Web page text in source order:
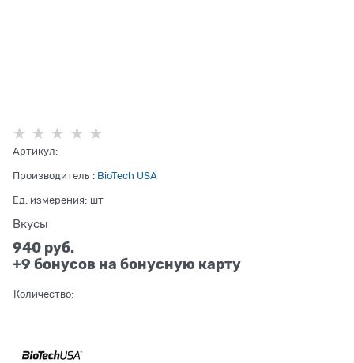
Артикул:
Производитель : BioTech USA
Ед. измерения: шт
Вкусы
940 руб.
+9 бонусов на бонусную карту
Количество: